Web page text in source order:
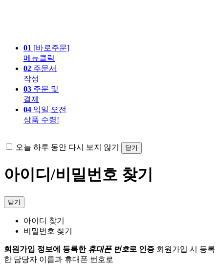
01 [바로주문]
메뉴클릭
02 주문서
작성
03 주문 및
결제
04 익일 오전
상품 수령!
오늘 하루 동안 다시 보지 않기 닫기
아이디/비밀번호 찾기
닫기
아이디 찾기
비밀번호 찾기
회원가입 정보에 등록한 휴대폰 번호로 인증 회원가입 시 등록
한 담당자 이름과 휴대폰 번호로